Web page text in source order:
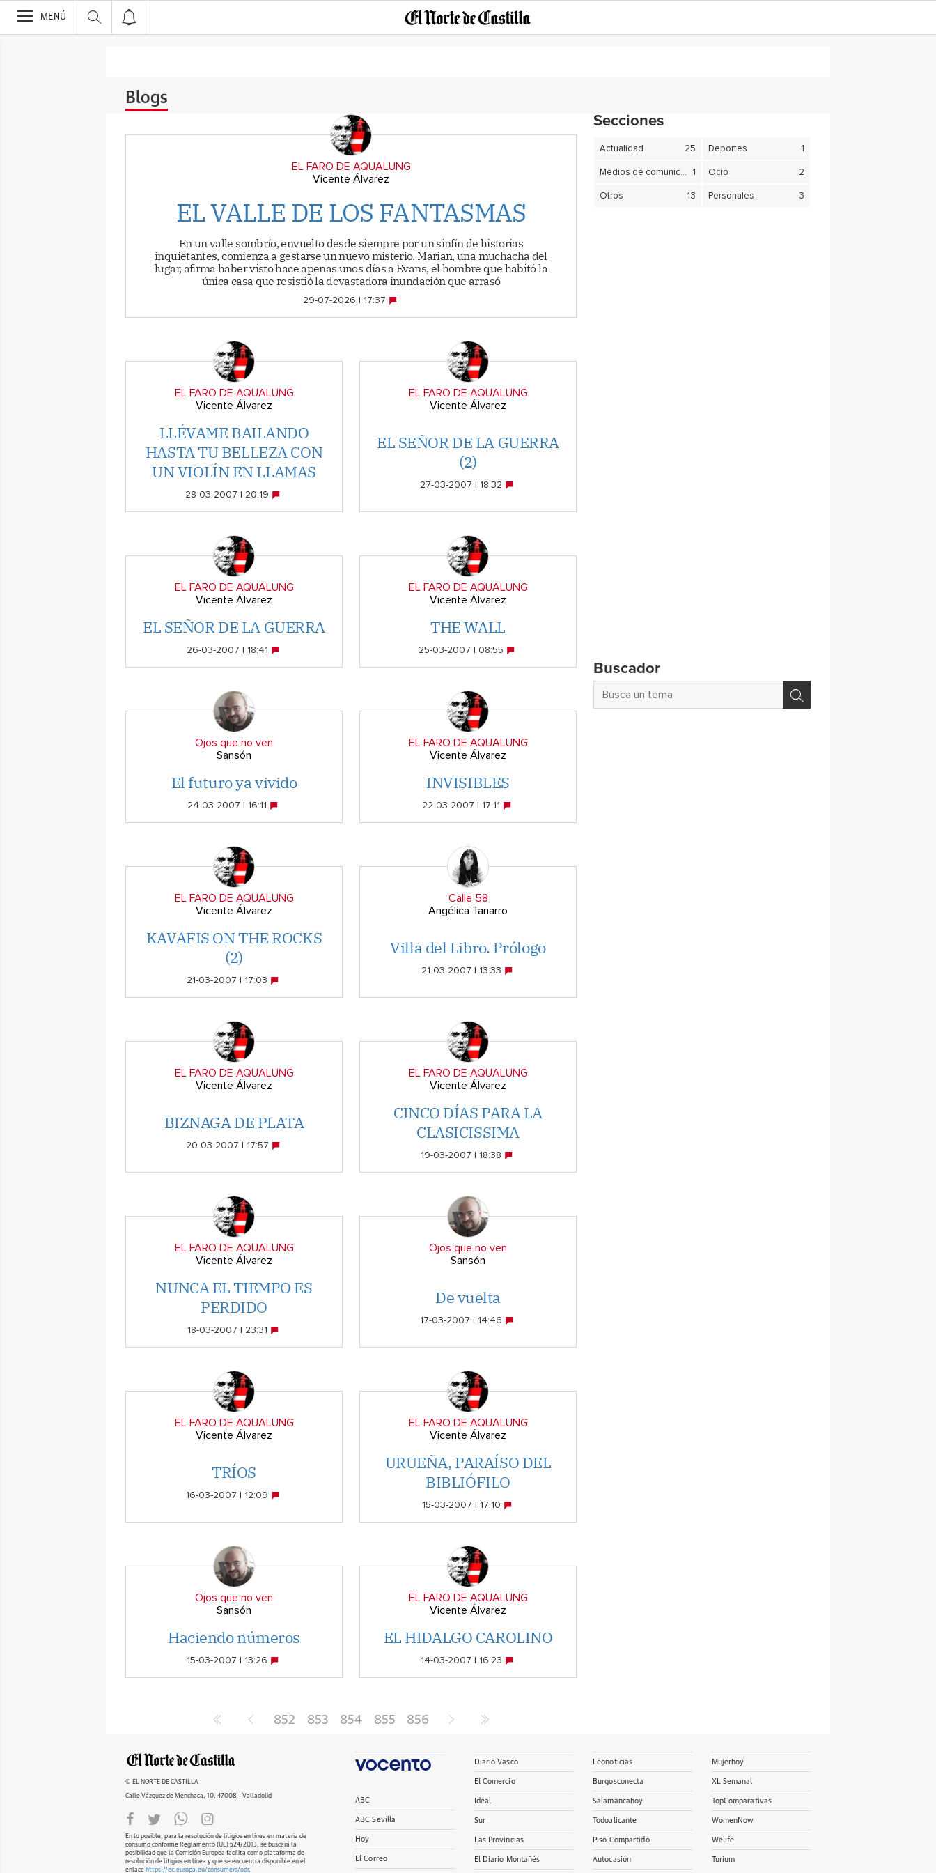
>
MENÚ
Blogs
EL FARO DE AQUALUNG
Vicente Álvarez
EL VALLE DE LOS FANTASMAS
En un valle sombrío, envuelto desde siempre por un sinfín de historias
inquietantes, comienza a gestarse un nuevo misterio. Marian, una muchacha del
lugar, afirma haber visto hace apenas unos días a Evans, el hombre que habitó la
única casa que resistió la devastadora inundación que arrasó
29-07-2026 | 17:37
EL FARO DE AQUALUNG
Vicente Álvarez
LLÉVAME BAILANDO
HASTA TU BELLEZA CON
UN VIOLÍN EN LLAMAS
28-03-2007 | 20:19
EL FARO DE AQUALUNG
Vicente Álvarez
EL SEÑOR DE LA GUERRA
(2)
27-03-2007 | 18:32
EL FARO DE AQUALUNG
Vicente Álvarez
EL SEÑOR DE LA GUERRA
26-03-2007 | 18:41
EL FARO DE AQUALUNG
Vicente Álvarez
THE WALL
25-03-2007 | 08:55
Ojos que no ven
Sansón
El futuro ya vivido
24-03-2007 | 16:11
EL FARO DE AQUALUNG
Vicente Álvarez
INVISIBLES
22-03-2007 | 17:11
EL FARO DE AQUALUNG
Vicente Álvarez
KAVAFIS ON THE ROCKS
(2)
21-03-2007 | 17:03
Calle 58
Angélica Tanarro
Villa del Libro. Prólogo
21-03-2007 | 13:33
EL FARO DE AQUALUNG
Vicente Álvarez
BIZNAGA DE PLATA
20-03-2007 | 17:57
EL FARO DE AQUALUNG
Vicente Álvarez
CINCO DÍAS PARA LA
CLASICISSIMA
19-03-2007 | 18:38
EL FARO DE AQUALUNG
Vicente Álvarez
NUNCA EL TIEMPO ES
PERDIDO
18-03-2007 | 23:31
Ojos que no ven
Sansón
De vuelta
17-03-2007 | 14:46
EL FARO DE AQUALUNG
Vicente Álvarez
TRÍOS
16-03-2007 | 12:09
EL FARO DE AQUALUNG
Vicente Álvarez
URUEÑA, PARAÍSO DEL
BIBLIÓFILO
15-03-2007 | 17:10
Ojos que no ven
Sansón
Haciendo números
15-03-2007 | 13:26
EL FARO DE AQUALUNG
Vicente Álvarez
EL HIDALGO CAROLINO
14-03-2007 | 16:23
852 853 854 855 856
Secciones
Actualidad 25 Deportes 1
Medios de comunicación 1 Ocio 2
Otros 13 Personales 3
Buscador
© EL NORTE DE CASTILLA
Calle Vázquez de Menchaca, 10, 47008 - Valladolid
En lo posible, para la resolución de litigios en línea en materia de
consumo conforme Reglamento (UE) 524/2013, se buscará la
posibilidad que la Comisión Europea facilita como plataforma de
resolución de litigios en línea y que se encuentra disponible en el
enlace https://ec.europa.eu/consumers/odr.
ABC
ABC Sevilla
Hoy
El Correo
Diario Vasco
El Comercio
Ideal
Sur
Las Provincias
El Diario Montañés
Leonoticias
Burgosconecta
Salamancahoy
Todoalicante
Piso Compartido
Autocasión
Mujerhoy
XL Semanal
TopComparativas
WomenNow
Welife
Turium